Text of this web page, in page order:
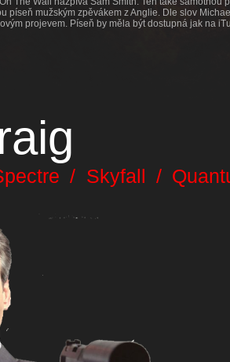
/ Skyfall /
píseň mužským zpěvákem z Anglie. Dle slov
projevem. Píseň by měla být dostupná jak na